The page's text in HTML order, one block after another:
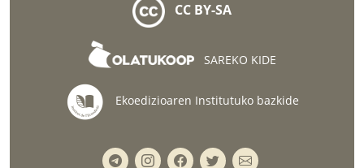
CC BY-SA
SAREKO KIDE
Ekoedizioaren Institutuko bazkide